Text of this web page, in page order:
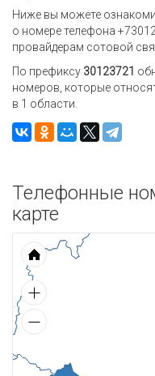
Ниже вы можете
о номере телефона
провайдерам сотовой
По префиксу 30123721
номеров, которые
в 1 области.
Телефонные
карте